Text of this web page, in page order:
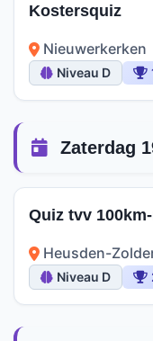
Kostersquiz
Nieuwerkerken
Niveau D
Zaterdag
Quiz tvv
Heusden-
Niveau D